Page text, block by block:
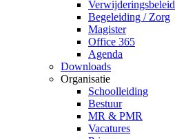
Verwijderingsbeleid
Begeleiding / Zorg
Magister
Office 365
Agenda
Downloads
Organisatie
Schoolleiding
Bestuur
MR & PMR
Vacatures